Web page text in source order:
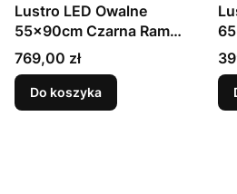
Lustro LED Owalne
55x90cm Czarna Rama
Kiara
Cena
769,00 zł
Do koszyka